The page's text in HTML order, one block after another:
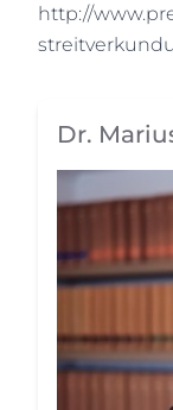
http://
Dr.